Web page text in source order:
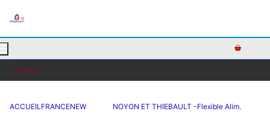
COMPTE
ACCUEILFRANCENEW
NOYON ET THIEBAULT -Flexible Alim.